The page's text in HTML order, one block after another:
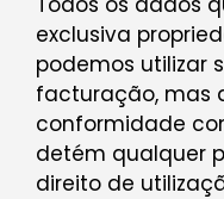
exclusiva
podemos utilizar
facturação, mas
conformidade
detém qualquer
direito de